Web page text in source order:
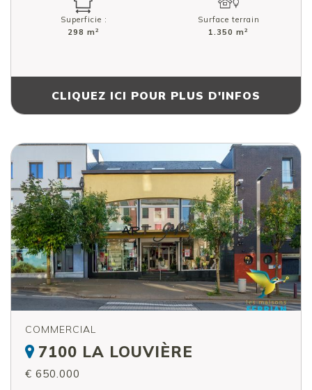
Superficie :
298 m 2
Surface terrain
1.350 m 2
CLIQUEZ ICI POUR PLUS D'INFOS
COMMERCIAL
7100 LA LOUVIÈRE
€ 650.000